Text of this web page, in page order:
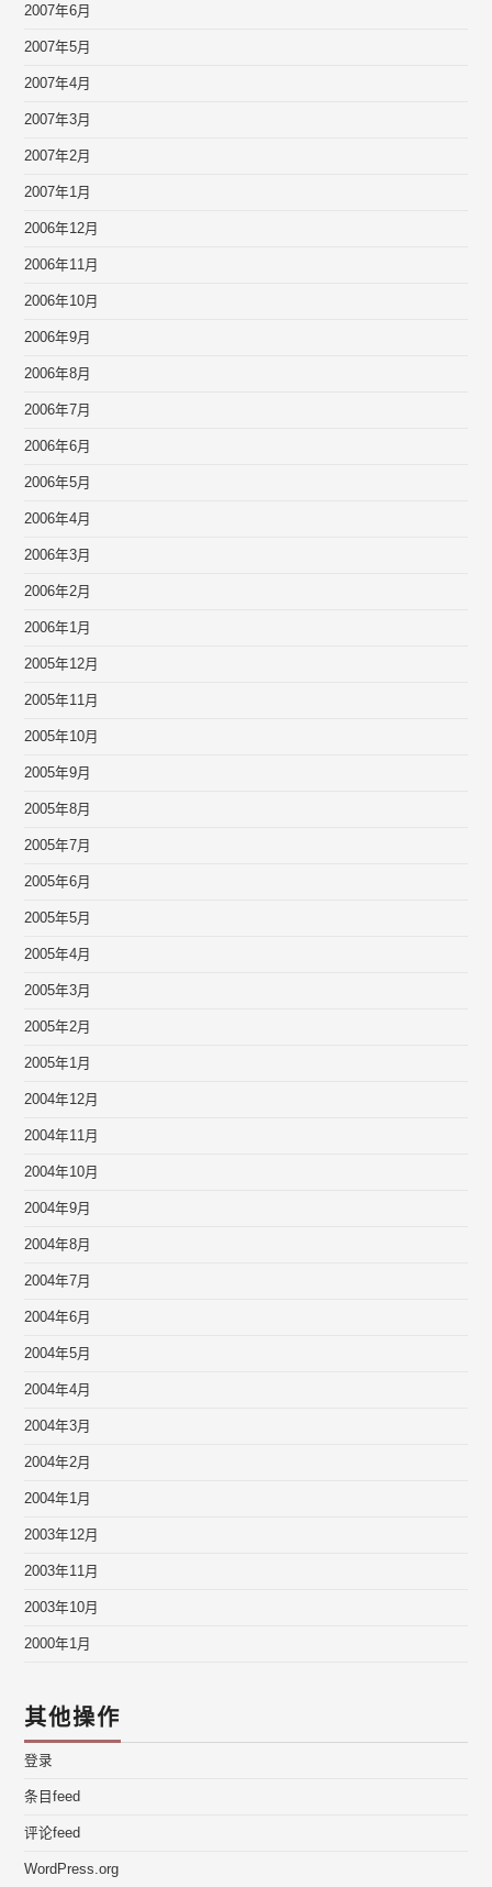
2007年6月
2007年5月
2007年4月
2007年3月
2007年2月
2007年1月
2006年12月
2006年11月
2006年10月
2006年9月
2006年8月
2006年7月
2006年6月
2006年5月
2006年4月
2006年3月
2006年2月
2006年1月
2005年12月
2005年11月
2005年10月
2005年9月
2005年8月
2005年7月
2005年6月
2005年5月
2005年4月
2005年3月
2005年2月
2005年1月
2004年12月
2004年11月
2004年10月
2004年9月
2004年8月
2004年7月
2004年6月
2004年5月
2004年4月
2004年3月
2004年2月
2004年1月
2003年12月
2003年11月
2003年10月
2000年1月
其他操作
登录
条目feed
评论feed
WordPress.org